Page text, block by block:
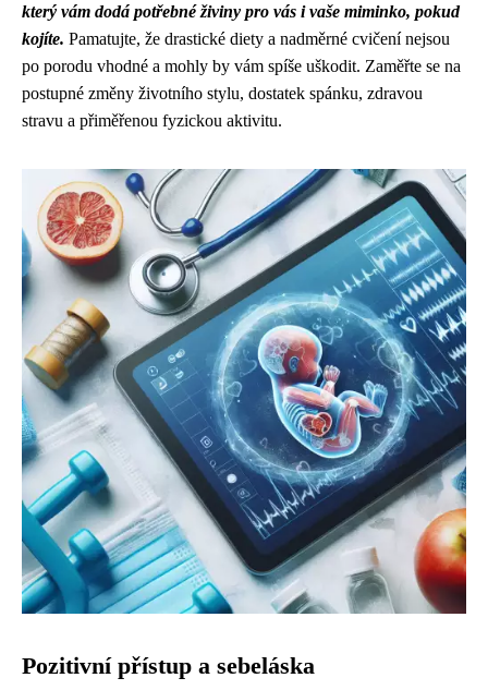
který vám dodá potřebné živiny pro vás i vaše miminko, pokud
kojíte. Pamatujte, že drastické diety a nadměrné cvičení nejsou
po porodu vhodné a mohly by vám spíše uškodit. Zaměřte se na
postupné změny životního stylu, dostatek spánku, zdravou
stravu a přiměřenou fyzickou aktivitu.
Pozitivní přístup a sebeláska